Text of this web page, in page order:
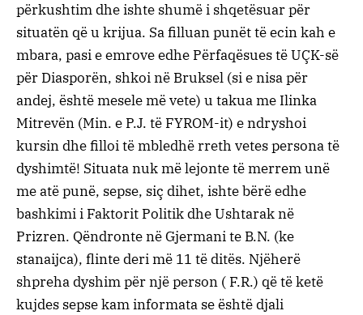
përkushtim dhe ishte shumë i shqetësuar për
situatën që u krijua. Sa filluan punët të ecin kah e
mbara, pasi e emrove edhe Përfaqësues të UÇK-së
për Diasporën, shkoi në Bruksel (si e nisa për
andej, është mesele më vete) u takua me Ilinka
Mitrevën (Min. e P.J. të FYROM-it) e ndryshoi
kursin dhe filloi të mbledhë rreth vetes persona të
dyshimtë! Situata nuk më lejonte të merrem unë
me atë punë, sepse, siç dihet, ishte bërë edhe
bashkimi i Faktorit Politik dhe Ushtarak në
Prizren. Qëndronte në Gjermani te B.N. (ke
stanaijca), flinte deri më 11 të ditës. Njëherë
shpreha dyshim për një person ( F.R.) që të ketë
kujdes sepse kam informata se është djali